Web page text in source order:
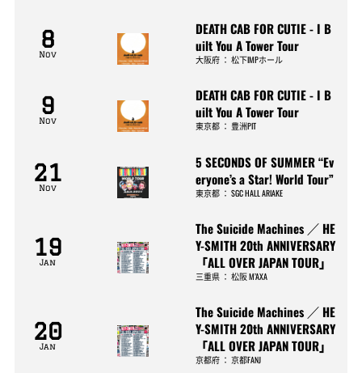
8
Nov
DEATH CAB FOR CUTIE - I B
uilt You A Tower Tour
大阪府 ：松下IMPホール
9
Nov
DEATH CAB FOR CUTIE - I B
uilt You A Tower Tour
東京都 ：豊洲PIT
21
Nov
5 SECONDS OF SUMMER “Ev
eryone’s a Star! World Tour”
東京都 ：SGC HALL ARIAKE
19
Jan
The Suicide Machines ／ HE
Y-SMITH 20th ANNIVERSARY
「ALL OVER JAPAN TOUR」
三重県 ：松阪 M’AXA
20
Jan
The Suicide Machines ／ HE
Y-SMITH 20th ANNIVERSARY
「ALL OVER JAPAN TOUR」
京都府 ：京都FANJ